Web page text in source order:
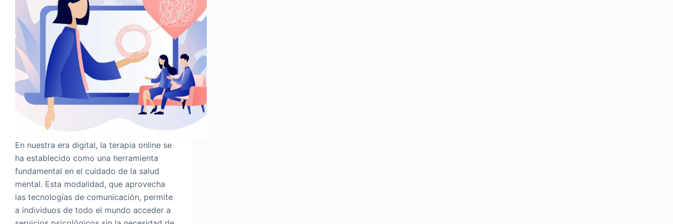
En nuestra era digital, la terapia online se
ha establecido como una herramienta
fundamental en el cuidado de la salud
mental. Esta modalidad, que aprovecha
las tecnologías de comunicación, permite
a individuos de todo el mundo acceder a